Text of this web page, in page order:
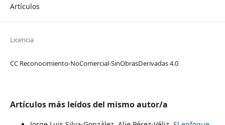
Artículos
Licencia
CC Reconocimiento-NoComercial-SinObrasDerivadas 4.0
Artículos más leídos del mismo autor/a